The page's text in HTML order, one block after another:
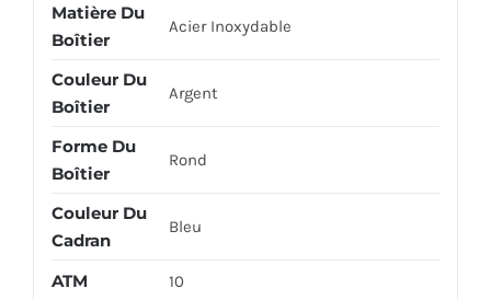
Matière Du
Boîtier
Acier Inoxydable
Couleur Du
Boîtier
Argent
Forme Du
Boîtier
Rond
Couleur Du
Cadran
Bleu
ATM 10